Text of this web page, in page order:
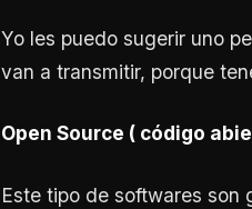
Yo les puedo sugerir uno
van a transmitir, porque
Open Source ( código
Este tipo de softwares son